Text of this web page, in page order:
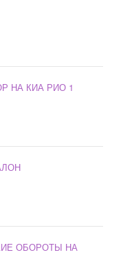
НА КИА РИО 1
ОБОРОТЫ НА